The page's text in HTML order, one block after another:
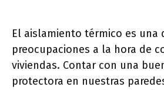
El aislamiento térmico es una
preocupaciones a la hora de
viviendas. Contar con una
protectora en nuestras